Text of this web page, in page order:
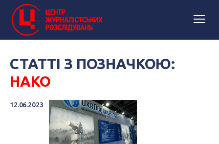
СТАТТІ З ПОЗНАЧКОЮ:
НАКО
12.06.2023